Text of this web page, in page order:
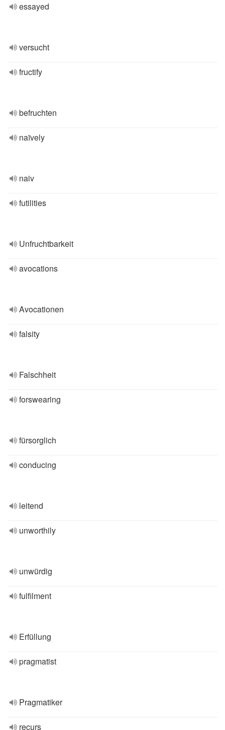
essayed
versucht
fructify
befruchten
naïvely
naiv
futilities
Unfruchtbarkeit
avocations
Avocationen
falsity
Falschheit
forswearing
fürsorglich
conducing
leitend
unworthily
unwürdig
fulfilment
Erfüllung
pragmatist
Pragmatiker
recurs